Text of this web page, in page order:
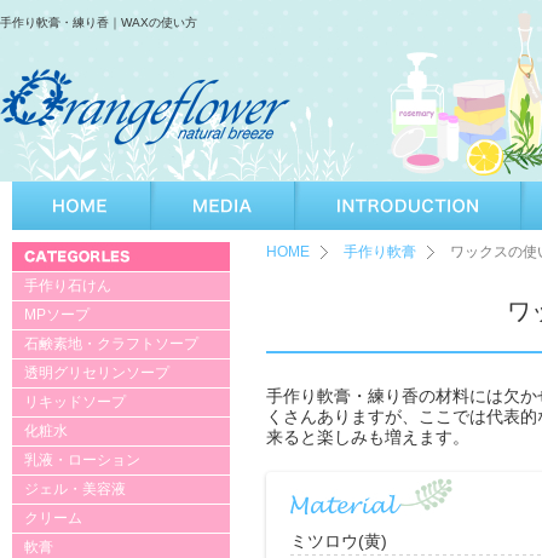
手作り軟膏・練り香｜WAXの使い方
手作り石けん
MPソープ
石鹸素地・クラフトソープ
透明グリセリンソープ
リキッドソープ
化粧水
乳液・ローション
ジェル・美容液
クリーム
軟膏
HOME 手作り軟膏 ワックスの使
ワ
手作り軟膏・練り香の材料には欠
くさんありますが、ここでは代表
来ると楽しみも増えます。
ミツロウ(黄)